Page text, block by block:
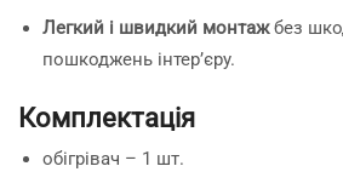
Легкий і швидкий монтажбез
пошкоджень інтер’єру.
Комплектація
обігрівач – 1 шт.